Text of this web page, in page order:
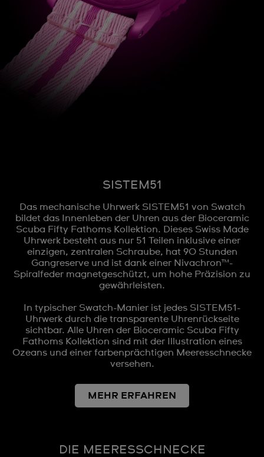
SISTEM51
Das mechanische Uhrwerk SISTEM51 von Swatch
bildet das Innenleben der Uhren aus der Bioceramic
Scuba Fifty Fathoms Kollektion. Dieses Swiss Made
Uhrwerk besteht aus nur 51 Teilen inklusive einer
einzigen, zentralen Schraube, hat 90 Stunden
Gangreserve und ist dank einer Nivachron™-
Spiralfeder magnetgeschützt, um hohe Präzision zu
gewährleisten.
In typischer Swatch-Manier ist jedes SISTEM51-
Uhrwerk durch die transparente Uhrenrückseite
sichtbar. Alle Uhren der Bioceramic Scuba Fifty
Fathoms Kollektion sind mit der Illustration eines
Ozeans und einer farbenprächtigen Meeresschnecke
versehen.
MEHR ERFAHREN
DIE MEERESSCHNECKE